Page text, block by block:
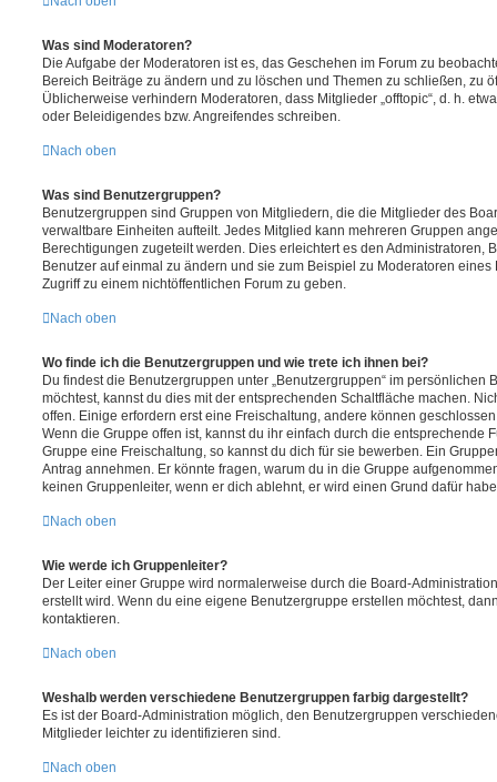
Was sind Moderatoren?
Die Aufgabe der Moderatoren ist es, das Geschehen im Forum zu
Bereich Beiträge zu ändern und zu löschen und Themen zu schließen, zu
Üblicherweise verhindern Moderatoren, dass Mitglieder „offtopic“, d. h.
oder Beleidigendes bzw. Angreifendes schreiben.
Nach oben
Was sind Benutzergruppen?
Benutzergruppen sind Gruppen von Mitgliedern, die die Mitglieder des
verwaltbare Einheiten aufteilt. Jedes Mitglied kann mehreren Gruppen
Berechtigungen zugeteilt werden. Dies erleichtert es den Administratoren,
Benutzer auf einmal zu ändern und sie zum Beispiel zu Moderatoren
Zugriff zu einem nichtöffentlichen Forum zu geben.
Nach oben
Wo finde ich die Benutzergruppen und wie trete ich ihnen bei?
Du findest die Benutzergruppen unter „Benutzergruppen“ im persönlichen
möchtest, kannst du dies mit der entsprechenden Schaltfläche machen.
offen. Einige erfordern erst eine Freischaltung, andere können
Wenn die Gruppe offen ist, kannst du ihr einfach durch die entsprechende
Gruppe eine Freischaltung, so kannst du dich für sie bewerben. Ein
Antrag annehmen. Er könnte fragen, warum du in die Gruppe
keinen Gruppenleiter, wenn er dich ablehnt, er wird einen Grund dafür
Nach oben
Wie werde ich Gruppenleiter?
Der Leiter einer Gruppe wird normalerweise durch die Board-
erstellt wird. Wenn du eine eigene Benutzergruppe erstellen möchtest,
kontaktieren.
Nach oben
Weshalb werden verschiedene Benutzergruppen farbig dargestellt?
Es ist der Board-Administration möglich, den Benutzergruppen
Mitglieder leichter zu identifizieren sind.
Nach oben